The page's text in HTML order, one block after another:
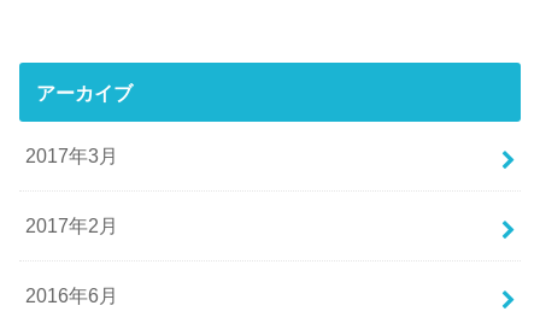
アーカイブ
2017年3月
2017年2月
2016年6月